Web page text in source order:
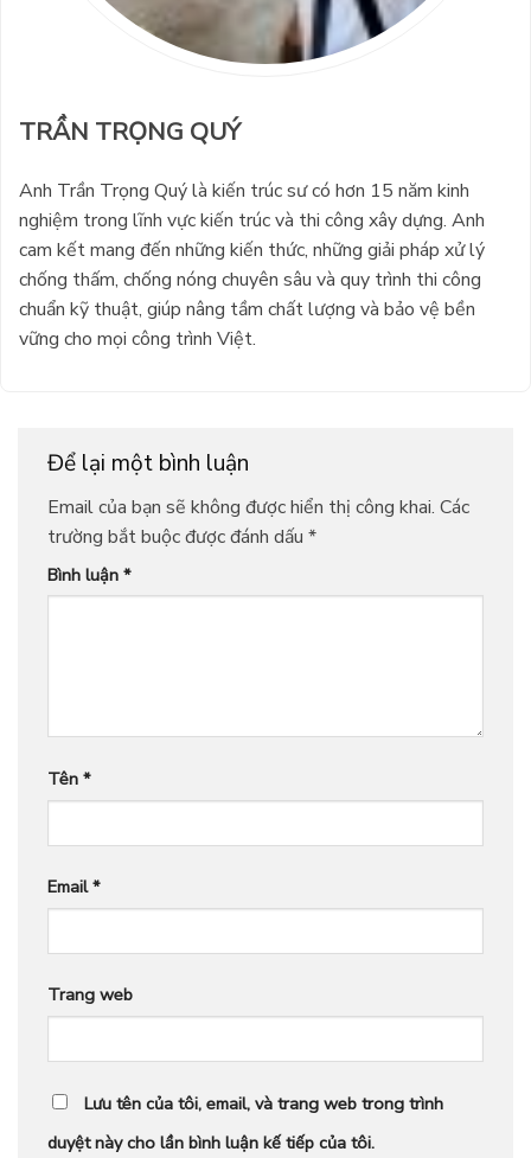
TRẦN TRỌNG QUÝ
Anh Trần Trọng Quý là kiến trúc sư có hơn 15 năm kinh
nghiệm trong lĩnh vực kiến trúc và thi công xây dựng. Anh
cam kết mang đến những kiến thức, những giải pháp xử lý
chống thấm, chống nóng chuyên sâu và quy trình thi công
chuẩn kỹ thuật, giúp nâng tầm chất lượng và bảo vệ bền
vững cho mọi công trình Việt.
Để lại một bình luận
Email của bạn sẽ không được hiển thị công khai. Các
trường bắt buộc được đánh dấu *
Bình luận *
Tên *
Email*
Trang web
Lưu tên của tôi, email, và trang web trong trình
duyệt này cho lần bình luận kế tiếp của tôi.